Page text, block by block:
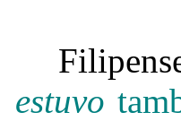
estuvo